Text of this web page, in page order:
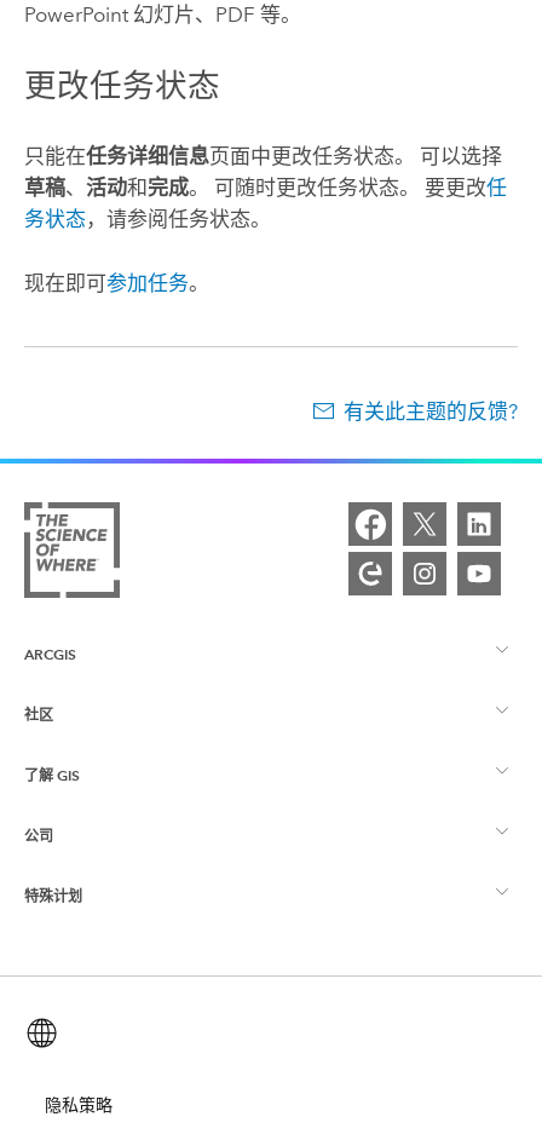
PowerPoint幻灯片、PDF 等。
更改任务状态
只能在任务详细信息页面中更改任务状态。 可以选择
草稿、 活动和 完成。 可随时更改任务状态。 要更改任
务状态，请参阅任务状态。
现在即可参加任务。
有关此主题的反馈?
ARCGIS
ArcGIS 概览
制图
社区
Esri 社区
ArcGIS 博客
Esri 年轻专家关系网
活动
了解 GIS
什么是 GIS？
位置智能
培训
ArcUser
ArcNews
公司
关于 Esri
招贤纳士
开放视野
特殊计划
ArcGIS for Student Use
保护隐私策略